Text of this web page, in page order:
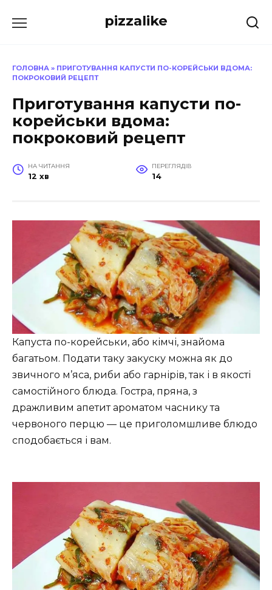
до
pizzalike
ГОЛОВНА » ПРИГОТУВАННЯ КАПУСТИ ПО-КОРЕЙСЬКИ ВДОМА:
ПОКРОКОВИЙ РЕЦЕПТ
Приготування капусти по-
корейськи вдома:
покроковий рецепт
НА ЧИТАННЯ
12 хв
ПЕРЕГЛЯДІВ
14
Капуста по-корейськи, або кімчі, знайома
багатьом. Подати таку закуску можна як до
звичного м’яса, риби або гарнірів, так і в якості
самостійного блюда. Гостра, пряна, з
дражливим апетит ароматом часнику та
червоного перцю — це приголомшливе блюдо
сподобається і вам.